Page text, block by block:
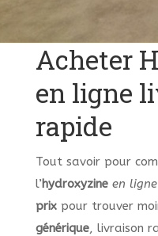
Acheter
en ligne
rapide
Tout savoir pour
l’hydroxyzine en ligne
prixpour trouver
générique, livraison